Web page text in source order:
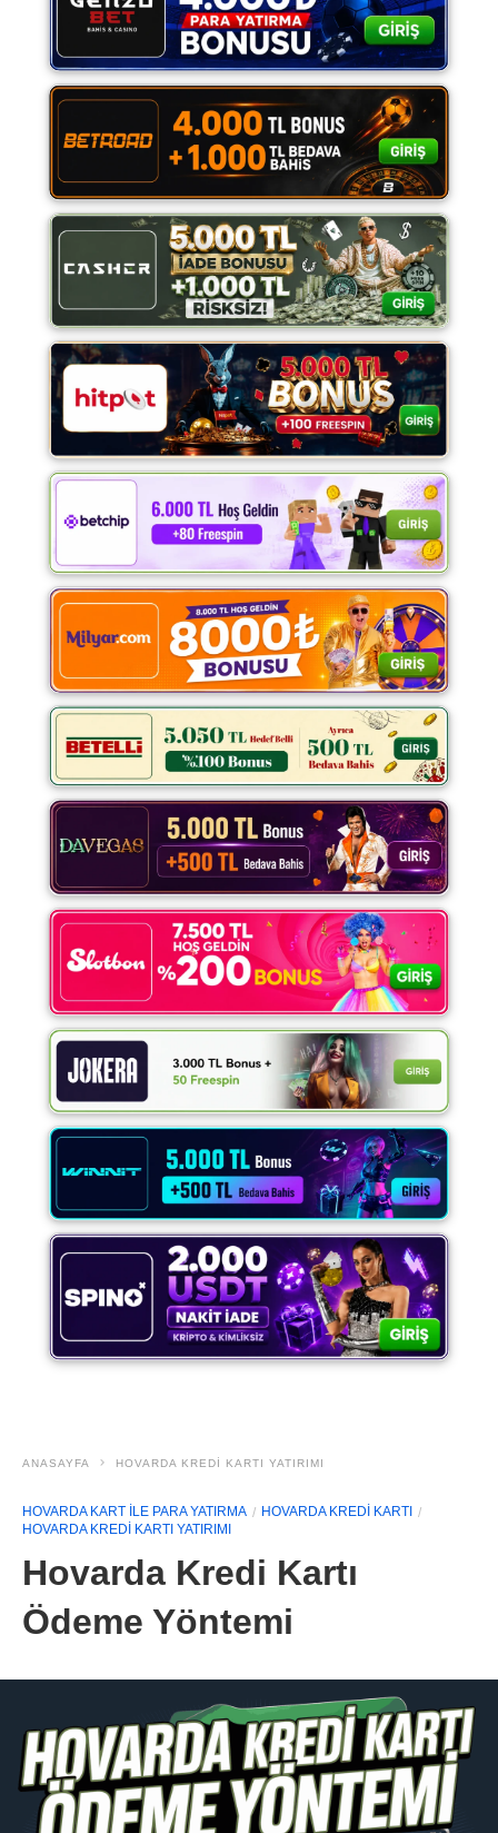
ANASAYFA HOVARDA KREDI KARTI YATIRIMI
HOVARDA KART ILE PARA YATIRMA
HOVARDA KREDI KARTI
HOVARDA KREDI KARTI YATIRIMI
Hovarda Kredi Kartı
Ödeme Yöntemi